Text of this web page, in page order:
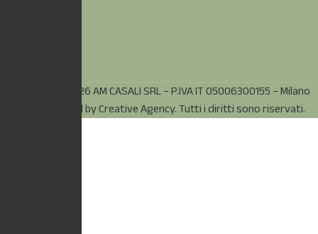
© Copyright 2026 AM CASALI SRL – P.IVA IT 05006300155 – Milano
(MI) – Powered byCreative Agency.Tutti i diritti sono riservati.